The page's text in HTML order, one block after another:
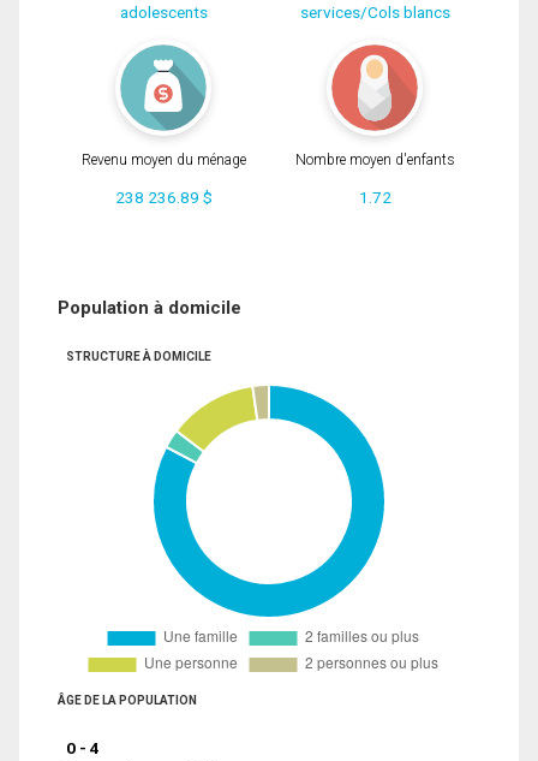
adolescents
services/Cols blancs
Revenu moyen du ménage
238 236.89 $
Nombre moyen d'enfants
1.72
Population à domicile
STRUCTURE À DOMICILE
ÂGE DE LA POPULATION
0 - 4